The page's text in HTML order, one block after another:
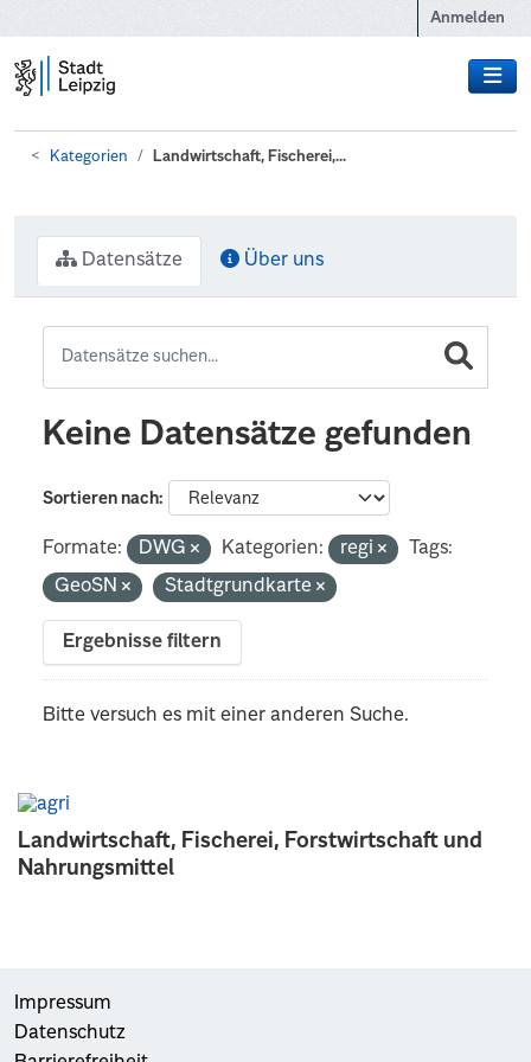
Anmelden
Kategorien Landwirtschaft, Fischerei,...
Landwirtschaft, Fischerei, Forstwirtschaft und
Nahrungsmittel
Datensätze Über uns
Keine Datensätze gefunden
Sortieren nach
Formate: DWG Kategorien: regi
Tags:
GeoSN
Stadtgrundkarte
Ergebnisse filtern
Bitte versuch es mit einer anderen Suche.
Impressum
Datenschutz